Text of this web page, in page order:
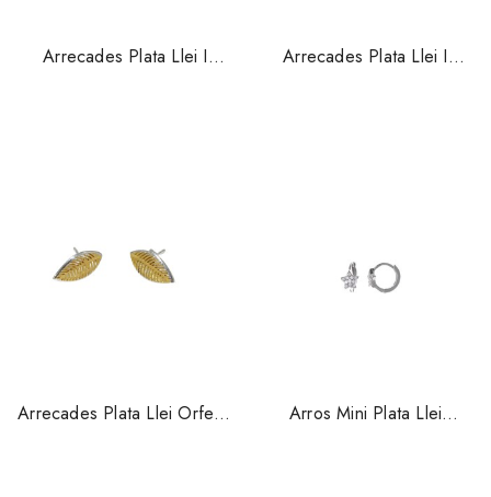
Arrecades Plata Llei I
Arrecades Plata Llei I
Arrecades Plata Llei Orfega
Arros Mini Plata Llei